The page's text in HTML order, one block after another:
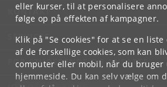
eller kurser, til at personalisere
følge op på effekten af kampagner.
Klik på "Se cookies" for at se en
af de forskellige cookies, som kan
computer eller mobil, når du bruger
hjemmeside. Du kan selv vælge om
KONTAKT
SERVICES
FOR STUDERENDE OG ANSATTE